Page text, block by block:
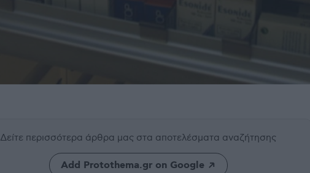
Δείτε περισσότερα άρθρα μας στα αποτελέσματα αναζήτησης
Add Protothema.gr on Google